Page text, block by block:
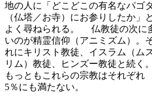
地の人に「どこどこの有名なパゴ
（仏塔／お寺）にお参りしたか」と
よく尋ねられる。 仏教徒の次に
いのが精霊信仰（アニミズム）。
れにキリスト教徒、イスラム（ム
リム）教徒、ヒンズー教徒と続く。
もっともこれらの宗教はそれぞれ
5％にも満たない。